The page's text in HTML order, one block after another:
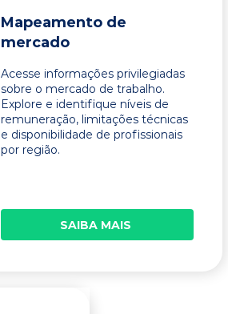
Mapeamento de
mercado
Acesse informações privilegiadas
sobre o mercado de trabalho.
Explore e identifique níveis de
remuneração, limitações técnicas
e disponibilidade de profissionais
por região.
SAIBA MAIS